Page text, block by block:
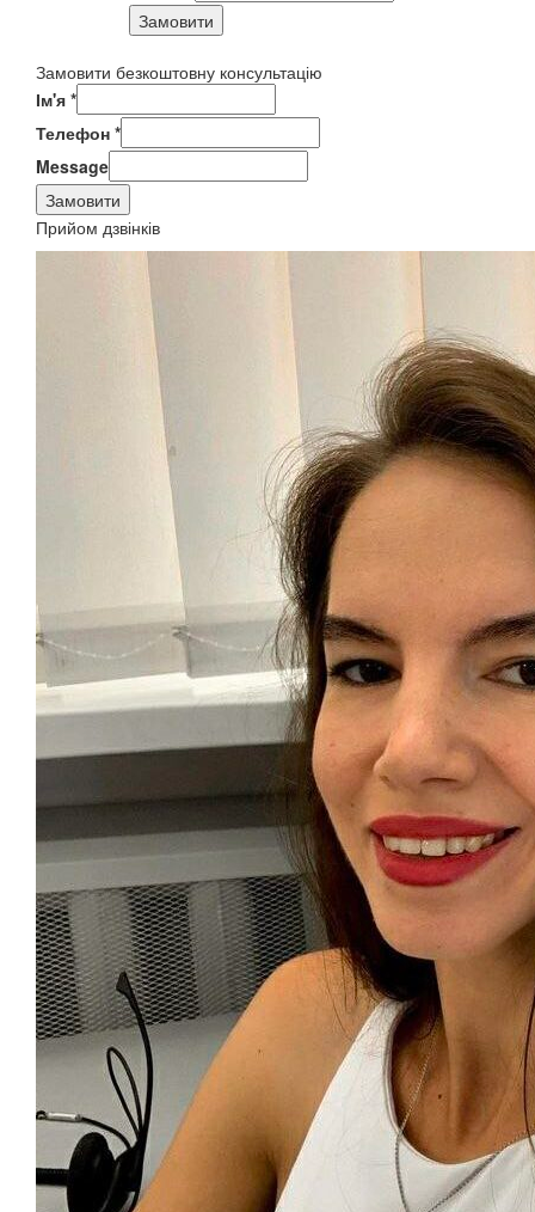
Замовити
Замовити безкоштовну консультацію
Ім'я *
Телефон *
Message
Замовити
Прийом дзвінків